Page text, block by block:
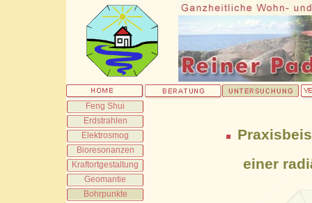
Feng Shui
Erdstrahlen
Elektrosmog
Bioresonanzen
Kraftortgestaltung
Geomantie
Bohrpunkte
einer